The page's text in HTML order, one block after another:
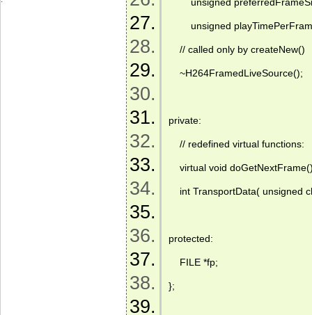
unsigned
// called only by createNew()
~H264FramedLiveSource();
private:
// redefined virtual functions:
virtual void
int TransportData( unsigned
protected:
FILE *fp;
};